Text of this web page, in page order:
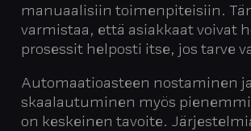
manuaalisiin toimenpiteisiin.
varmistaa, että asiakkaat voivat
prosessit helposti itse, jos tarve
Automaatioasteen nostaminen ja
skaalautuminen myös
on keskeinen tavoite.